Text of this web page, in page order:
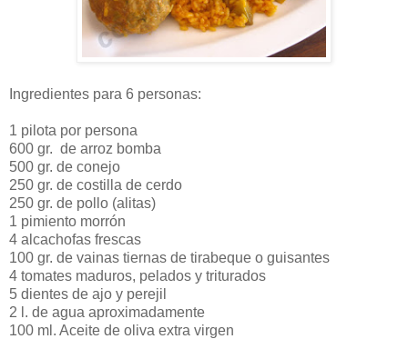
Ingredientes para 6 personas:
1 pilota por persona
600 gr. de arroz bomba
500 gr. de conejo
250 gr. de costilla de cerdo
250 gr. de pollo (alitas)
1 pimiento morrón
4 alcachofas frescas
100 gr. de vainas tiernas de tirabeque o guisantes
4 tomates maduros, pelados y triturados
5 dientes de ajo y perejil
2 l. de agua aproximadamente
100 ml. Aceite de oliva extra virgen